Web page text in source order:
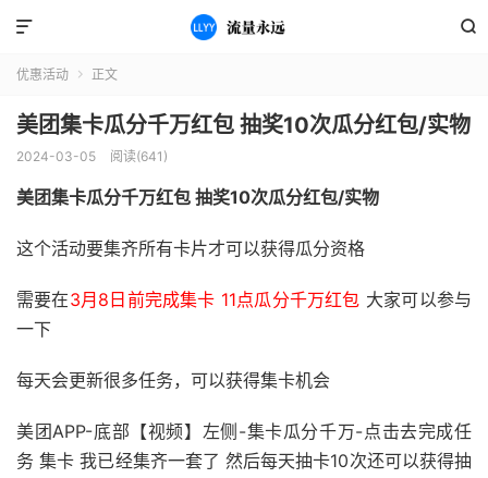


优惠活动  正文
美团集卡瓜分千万红包 抽奖10次瓜分红包/实物
2024-03-05 阅读(641)
美团集卡瓜分千万红包 抽奖10次瓜分红包/实物
这个活动要集齐所有卡片才可以获得瓜分资格
需要在3月8日前完成集卡 11点瓜分千万红包 大家可以参与
一下
每天会更新很多任务，可以获得集卡机会
美团APP-底部【视频】左侧-集卡瓜分千万-点击去完成任
务 集卡 我已经集齐一套了 然后每天抽卡10次还可以获得抽